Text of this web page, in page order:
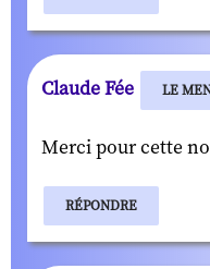
Claude Fée LE
Merci pour cette
RÉPONDRE